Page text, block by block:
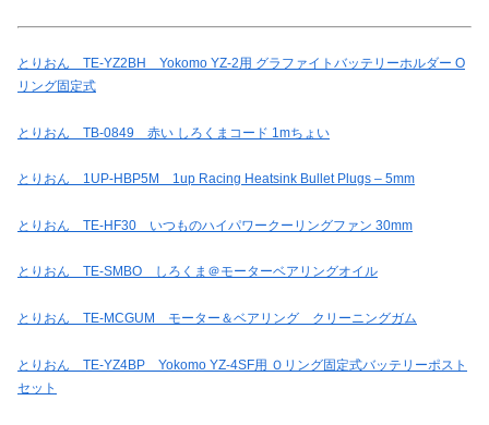
とりおん TE-YZ2BH Yokomo YZ-2用 グラファイトバッテリーホルダー O
リング固定式
とりおん TB-0849 赤い しろくまコード 1mちょい
とりおん 1UP-HBP5M 1up Racing Heatsink Bullet Plugs – 5mm
とりおん TE-HF30 いつものハイパワークーリングファン 30mm
とりおん TE-SMBO しろくま＠モーターベアリングオイル
とりおん TE-MCGUM モーター＆ベアリング クリーニングガム
とりおん TE-YZ4BP Yokomo YZ-4SF用 Ｏリング固定式バッテリーポスト
セット